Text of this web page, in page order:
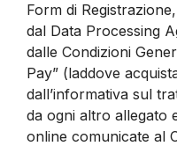
Form di
dal Data Processing
dalle Condizioni
Pay” (laddove
dall’informativa sul
da ogni altro allegato
online comunicate al